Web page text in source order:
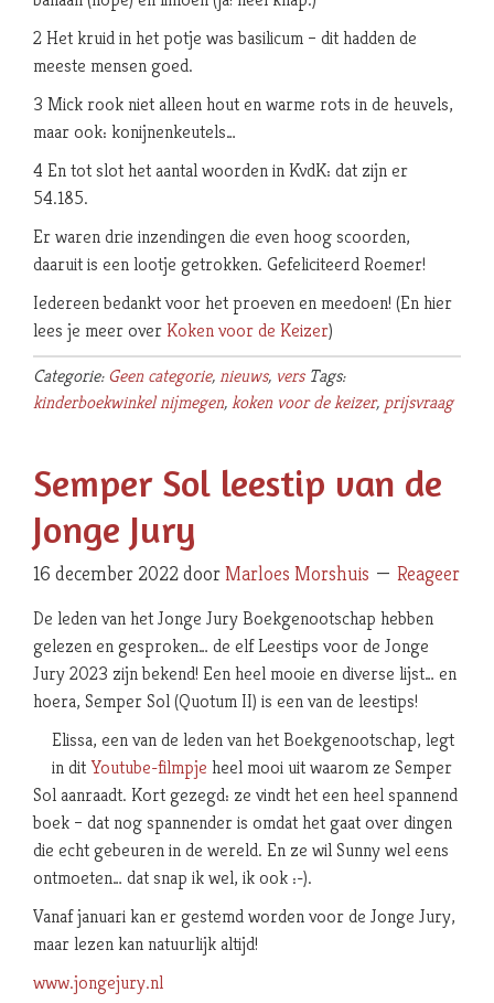
2 Het kruid in het potje was basilicum – dit hadden de
meeste mensen goed.
3 Mick rook niet alleen hout en warme rots in de heuvels,
maar ook: konijnenkeutels…
4 En tot slot het aantal woorden in KvdK: dat zijn er
54.185.
Er waren drie inzendingen die even hoog scoorden,
daaruit is een lootje getrokken. Gefeliciteerd Roemer!
Iedereen bedankt voor het proeven en meedoen! (En hier
lees je meer overKoken voor de Keizer)
Categorie:Geen categorie,nieuws, vers Tags:
kinderboekwinkel nijmegen,koken voor de keizer, prijsvraag
Semper Sol leestip van de
Jonge Jury
16 december 2022doorMarloes Morshuis Reageer
De leden van het Jonge Jury Boekgenootschap hebben
gelezen en gesproken… de elf Leestips voor de Jonge
Jury 2023 zijn bekend! Een heel mooie en diverse lijst… en
hoera, Semper Sol (Quotum II) is een van de leestips!
Elissa, een van de leden van het Boekgenootschap, legt
in ditYoutube-filmpje heel mooi uit waarom ze Semper
Sol aanraadt. Kort gezegd: ze vindt het een heel spannend
boek – dat nog spannender is omdat het gaat over dingen
die echt gebeuren in de wereld. En ze wil Sunny wel eens
ontmoeten… dat snap ik wel, ik ook :-).
Vanaf januari kan er gestemd worden voor de Jonge Jury,
maar lezen kan natuurlijk altijd!
www.jongejury.nl